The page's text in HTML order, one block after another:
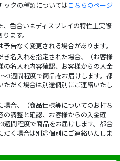
ックの種類についてはこちらのページ
、色合いはディスプレイの特性上実際
ます。
告なく変更される場合があります。
き名入れを指定された場合、（お客様
の名入れ内容確認、お客様からの入金
3週間程度で商品をお届けします。都
ただく場合は別途個別にご連絡いたし
場合、（商品仕様等についてのお打ち
の調整と確認、お客様からの入金確
週間程度で商品をお届けします。都合
だく場合は別途個別にご連絡いたしま